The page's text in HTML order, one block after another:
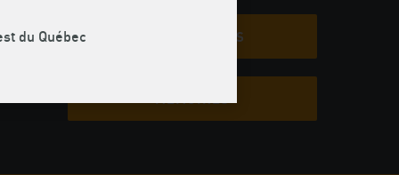
à
COMMUNIQUÉS
du Québec